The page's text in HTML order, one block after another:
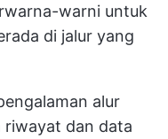
warni untuk
di jalur yang
alur
riwayat dan data